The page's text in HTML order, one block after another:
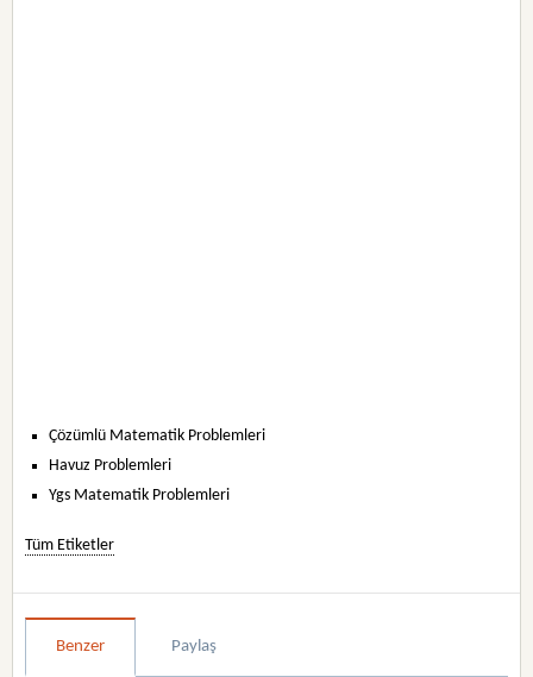
Çözümlü Matematik Problemleri
Havuz Problemleri
Ygs Matematik Problemleri
Tüm Etiketler
Benzer Paylaş